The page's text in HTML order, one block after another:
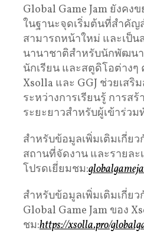
Global Game Jam ยังคง
ในฐานะจุดเริ่มต้นที่สำคัญ
สามารถหน้าใหม่ และเป็
นานาชาติสำหรับนักพัฒน
นักเรียน และสตูดิโอต่างๆ
Xsolla และ GGJ ช่วยเสริ
ระหว่างการเรียนรู้ การส
ระยะยาวสำหรับผู้เข้าร่วม
สำหรับข้อมูลเพิ่มเติมเกี่ยว
สถานที่จัดงาน และรายละ
โปรดเยี่ยมชม:
สำหรับข้อมูลเพิ่มเติมเกี่ย
Global Game Jam ของ
ชม:https://xsolla.pro/